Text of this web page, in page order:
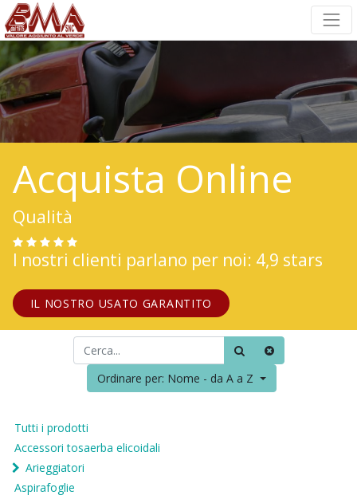
Acquista Online
Qualità
I nostri clienti parlano per noi: 4,9 stars
IL NOSTRO USATO GARANTITO
Ordinare per: Nome - da A a Z
Tutti i prodotti
Accessori tosaerba elicoidali
Arieggiatori
Aspirafoglie